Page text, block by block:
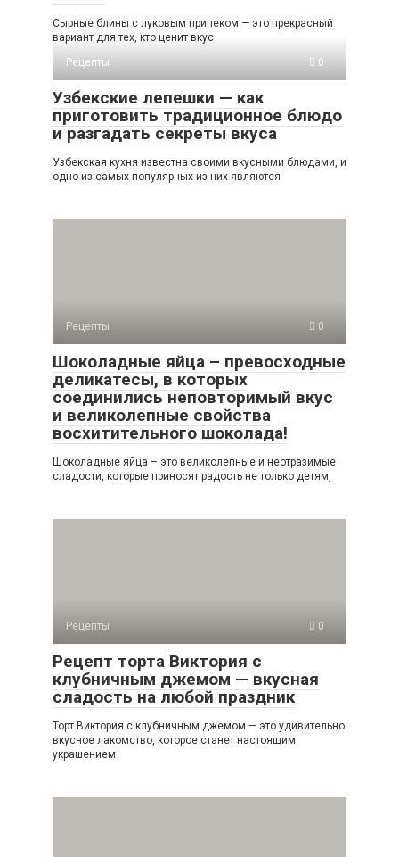
Сырные блины с луковым припеком — это прекрасный
вариант для тех, кто ценит вкус
Рецепты
0
Узбекские лепешки — как
приготовить традиционное блюдо
и разгадать секреты вкуса
Узбекская кухня известна своими вкусными блюдами, и
одно из самых популярных из них являются
Рецепты 0
Шоколадные яйца – превосходные
деликатесы, в которых
соединились неповторимый вкус
и великолепные свойства
восхитительного шоколада!
Шоколадные яйца – это великолепные и неотразимые
сладости, которые приносят радость не только детям,
Рецепты 0
Рецепт торта Виктория с
клубничным джемом — вкусная
сладость на любой праздник
Торт Виктория с клубничным джемом — это удивительно
вкусное лакомство, которое станет настоящим
украшением